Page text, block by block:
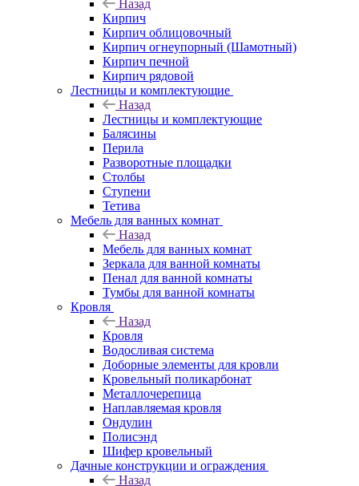
Назад
Кирпич
Кирпич облицовочный
Кирпич огнеупорный (Шамотный)
Кирпич печной
Кирпич рядовой
Лестницы и комплектующие
Назад
Лестницы и комплектующие
Балясины
Перила
Разворотные площадки
Столбы
Ступени
Тетива
Мебель для ванных комнат
Назад
Мебель для ванных комнат
Зеркала для ванной комнаты
Пенал для ванной комнаты
Тумбы для ванной комнаты
Кровля
Назад
Кровля
Водосливая система
Доборные элементы для кровли
Кровельный поликарбонат
Металлочерепица
Наплавляемая кровля
Ондулин
Полисэнд
Шифер кровельный
Дачные конструкции и ограждения
Назад